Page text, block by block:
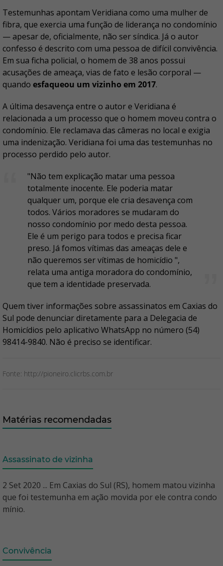
Testemunhas apontam Veridiana como uma mulher de
fibra, que exercia uma função de liderança no condomínio
— apesar de, oficialmente, não ser síndica. Já o autor
confesso é descrito com uma pessoa de difícil convivência.
Em sua ficha policial, o homem de 38 anos possui
acusações de ameaça, vias de fato e lesão corporal —
quando esfaqueou um vizinho em 2017.
A última desavença entre o autor e Veridiana é
relacionada a um processo que o homem moveu contra o
condomínio. Ele reclamava das câmeras no local e exigia
uma indenização. Veridiana foi uma das testemunhas no
processo perdido pelo autor.
"Não tem explicação matar uma pessoa
totalmente inocente. Ele poderia matar
qualquer um, porque ele cria desavença com
todos. Vários moradores se mudaram do
nosso condomínio por medo desta pessoa.
Ele é um perigo para todos e precisa ficar
preso. Já fomos vítimas das ameaças dele e
não queremos ser vítimas de homicídio ",
relata uma antiga moradora do condomínio,
que tem a identidade preservada.
Quem tiver informações sobre assassinatos em Caxias do
Sul pode denunciar diretamente para a Delegacia de
Homicídios pelo aplicativo WhatsApp no número (54)
98414-9840. Não é preciso se identificar.
Fonte: http://pioneiro.clicrbs.com.br
Matérias recomendadas
Assassinato de vizinha
2 Set 2020 ... Em Caxias do Sul (RS), homem matou vizinha
que foi testemunha em ação movida por ele contra condo
mínio.
Convivência